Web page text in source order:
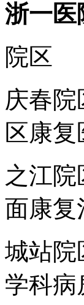
浙一医
院区
庆春院
区康复
之江院
面康复
城站院
学科病